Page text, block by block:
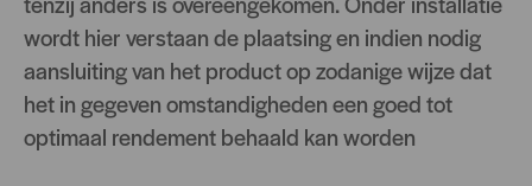
wordt hier verstaan de plaatsing en indien nodig
aansluiting van het product op zodanige wijze dat
het in gegeven omstandigheden een goed tot
optimaal rendement behaald kan worden